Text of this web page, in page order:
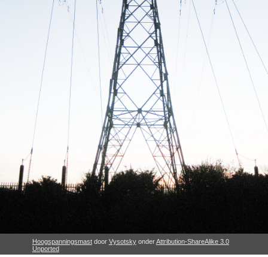
Hoogspanningsmastdoor VysotskyonderAttribution-ShareAlike 3.0
Unported